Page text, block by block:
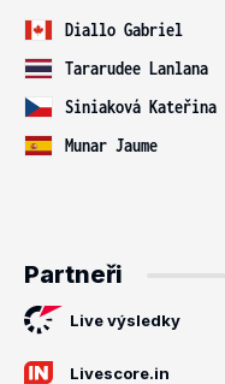
Diallo Gabriel
Tararudee Lanlana
Siniaková Kateřina
Munar Jaume
Partneři
Live výsledky
Livescore.in